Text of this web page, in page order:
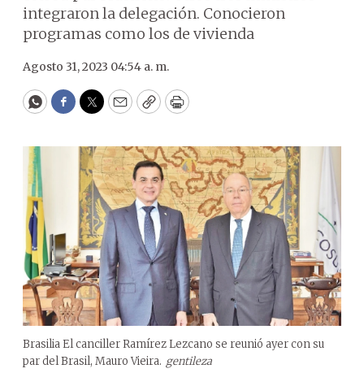
integraron la delegación. Conocieron
programas como los de vivienda
Agosto 31, 2023 04:54 a. m.
WhatsApp
Facebook
Twitter
EmailCopyPrint
Brasilia El canciller Ramírez Lezcano se reunió ayer con su
par del Brasil, Mauro Vieira. gentileza